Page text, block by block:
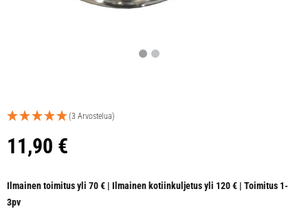
(3 Arvostelua)
11,90 €
Ilmainen toimitus yli 70 € | Ilmainen kotiinkuljetus yli 120 € | Toimitus 1-
3pv